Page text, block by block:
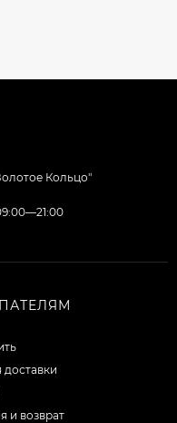
Кольцо"
доставки
и возврат